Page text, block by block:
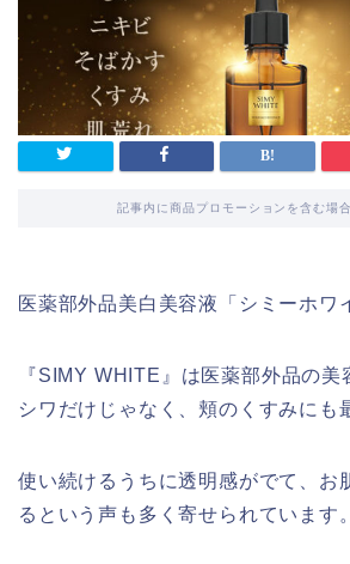
記事内に商品プロモーションを含む場
医薬部外品美白美容液「シミーホワ
『SIMY WHITE』は医薬部外品の美
シワだけじゃなく、頬のくすみにも
使い続けるうちに透明感がでて、お
るという声も多く寄せられています。